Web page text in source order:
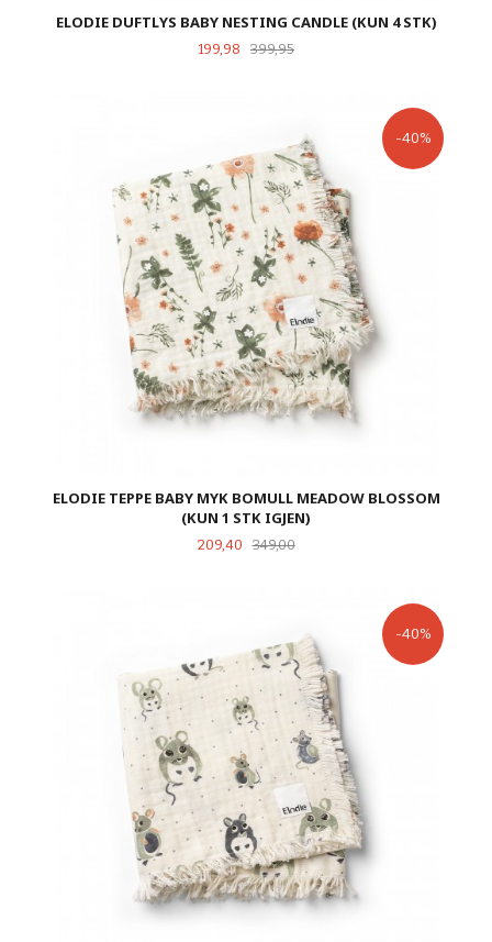
ELODIE DUFTLYS BABY NESTING CANDLE (KUN 4 STK)
Tilbud
199,98 399,95Rabatt
ELODIE TEPPE BABY MYK BOMULL MEADOW BLOSSOM
(KUN 1 STK IGJEN)
Tilbud
209,40 349,00Rabatt
-40%
-40%